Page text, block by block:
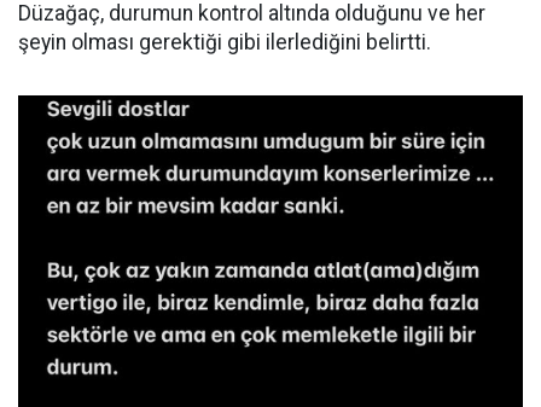
Düzağaç, durumun kontrol altında olduğunu ve her
şeyin olması gerektiği gibi ilerlediğini belirtti.